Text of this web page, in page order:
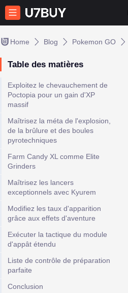
Home Blog Pokemon GO
Table des matières
Exploitez le chevauchement de
Poctopia pour un gain d'XP
massif
Maîtrisez la méta de l'explosion,
de la brûlure et des boules
pyrotechniques
Farm Candy XL comme Elite
Grinders
Maîtrisez les lancers
exceptionnels avec Kyurem
Modifiez les taux d'apparition
grâce aux effets d'aventure
Exécuter la tactique du module
d'appât étendu
Liste de contrôle de préparation
parfaite
Conclusion